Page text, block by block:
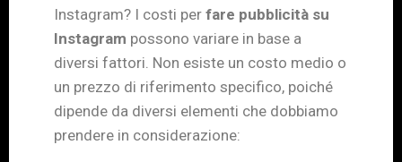
Instagram? I costi per fare pubblicità su
Instagram possono variare in base a
diversi fattori. Non esiste un costo medio o
un prezzo di riferimento specifico, poiché
dipende da diversi elementi che dobbiamo
prendere in considerazione: